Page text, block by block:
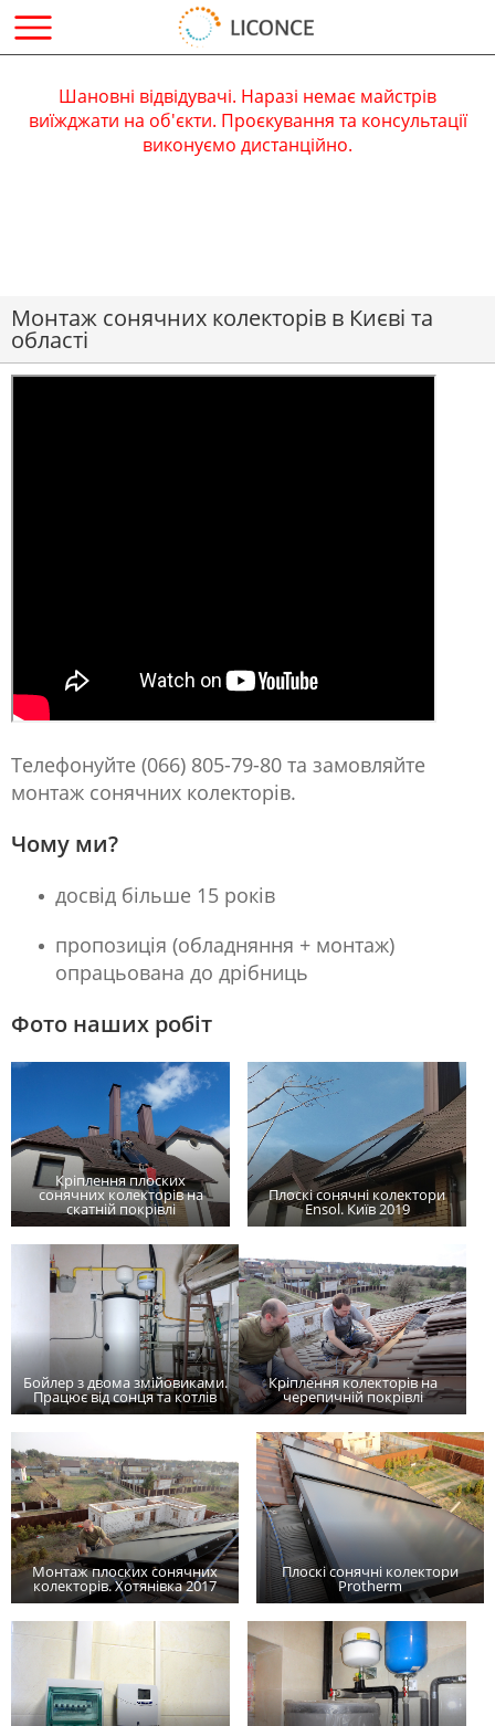
Шановні відвідувачі. Наразі немає майстрів
виїжджати на об'єкти. Проєкування та консультації
виконуємо дистанційно.
Монтаж сонячних колекторів в Києві та
області
Телефонуйте (066) 805-79-80 та замовляйте
монтаж сонячних колекторів.
Чому ми?
досвід більше 15 років
пропозиція (обладняння + монтаж)
опрацьована до дрібниць
Фото наших робіт
Кріплення плоских
сонячних колекторів на
скатній покрівлі
Плоскі сонячні колектори
Ensol. Київ 2019
Бойлер з двома змійовиками.
Працює від сонця та котлів
Кріплення колекторів на
черепичній покрівлі
Монтаж плоских сонячних
колекторів. Хотянівка 2017
Плоскі сонячні колектори
Protherm